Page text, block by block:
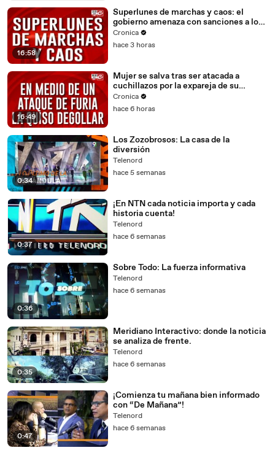
16:58
Superlunes de marchas y caos: el
gobierno amenaza con sanciones a los
docentes
Cronica
hace 3 horas
16:49
Mujer se salva tras ser atacada a
cuchillazos por la expareja de su
marido
Cronica
hace 6 horas
0:34
Los Zozobrosos: La casa de la
diversión
Telenord
hace 5 semanas
0:37
¡En NTN cada noticia importa y cada
historia cuenta!
Telenord
hace 6 semanas
0:36
Sobre Todo: La fuerza informativa
Telenord
hace 6 semanas
0:35
Meridiano Interactivo: donde la noticia
se analiza de frente.
Telenord
hace 6 semanas
0:47
¡Comienza tu mañana bien informado
con “De Mañana”!
Telenord
hace 6 semanas